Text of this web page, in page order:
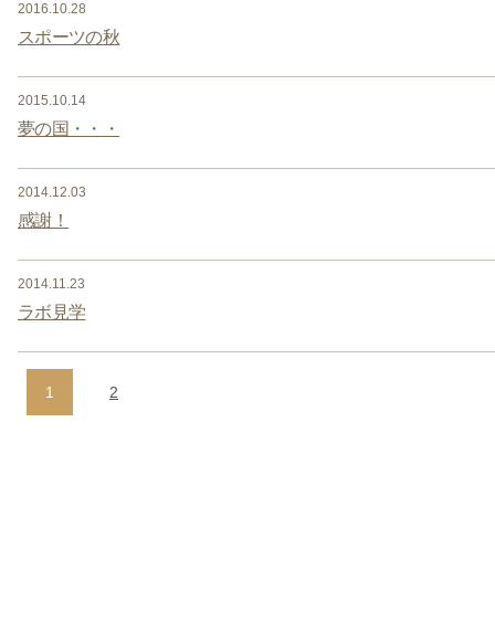
2016.10.28
スポーツの秋
2015.10.14
夢の国・・・
2014.12.03
感謝！
2014.11.23
ラボ見学
1 2